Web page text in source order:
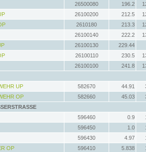
26500080 196.2
26100200 212.5
2610180 213.3
26100140 222.2
26100130
229.44
26100110 230.5
26100100 241.8
UP
582670 44.91
OP
582660 45.03
596460 0.9
596450 1.0
596430 4.97
OP
596410 5.838